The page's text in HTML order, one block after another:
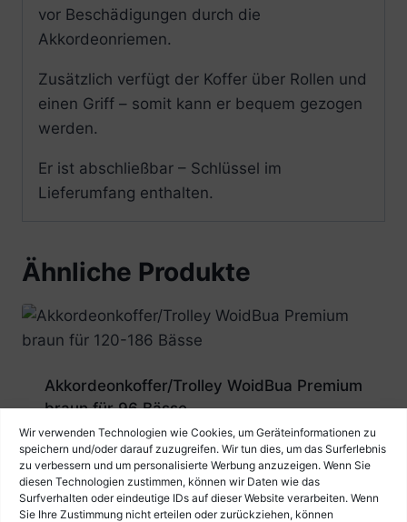
Wir verwenden Technologien wie Cookies, um Geräteinformationen zu
speichern und/oder darauf zuzugreifen. Wir tun dies, um das Surferlebnis
zu verbessern und um personalisierte Werbung anzuzeigen. Wenn Sie
diesen Technologien zustimmen, können wir Daten wie das
Surfverhalten oder eindeutige IDs auf dieser Website verarbeiten. Wenn
Sie Ihre Zustimmung nicht erteilen oder zurückziehen, können
vor Beschädigungen durch die
Akkordeonriemen.
Zusätzlich verfügt der Koffer über Rollen und
einen Griff – somit kann er bequem gezogen
werden.
Er ist abschließbar – Schlüssel im
Lieferumfang enthalten.
Ähnliche Produkte
Akkordeonkoffer/Trolley WoidBua Premium
braun für 96 Bässe
€169,00